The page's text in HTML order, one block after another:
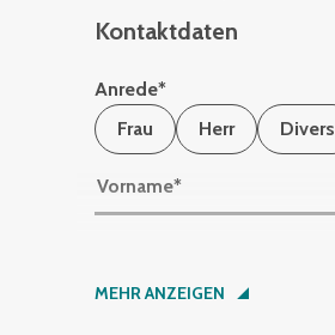
Kontaktdaten
Anrede*
Frau
Herr Divers
Vorname*
Nachname*
MEHR ANZEIGEN